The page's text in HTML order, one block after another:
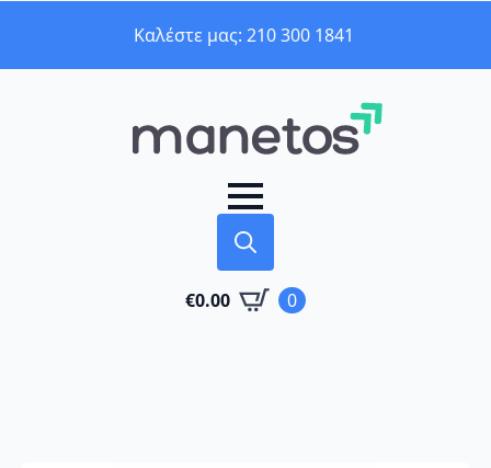
Καλέστε μας: 210 300 1841
for:
€0.00 0